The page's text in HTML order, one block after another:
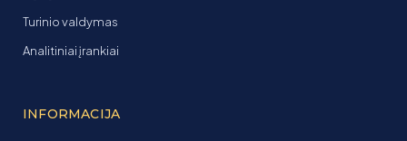
Turinio valdymas
Analitiniai įrankiai
INFORMACIJA